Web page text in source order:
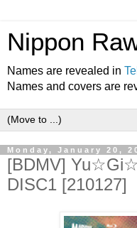
Nippon
Names are revealed in
Names and covers are
Monday, January 20,
[BDMV]
DISC1 [210127]